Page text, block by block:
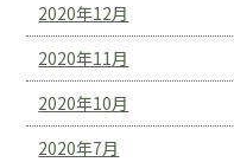
2020年12月
2020年11月
2020年10月
2020年7月